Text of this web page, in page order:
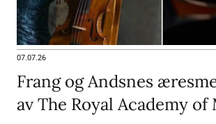
07.07.26
Frang og Andsnes
av The Royal Academy of